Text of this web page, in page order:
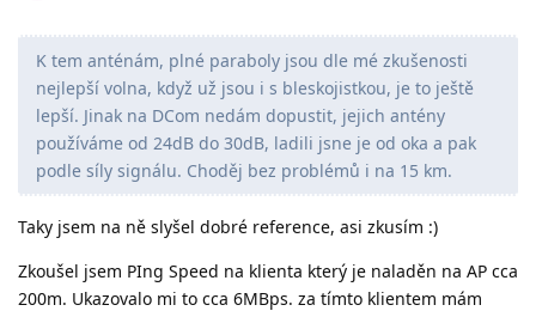
K tem anténám, plné paraboly jsou dle mé zkušenosti
nejlepší volna, když už jsou i s bleskojistkou, je to ještě
lepší. Jinak na DCom nedám dopustit, jejich antény
používáme od 24dB do 30dB, ladili jsne je od oka a pak
podle síly signálu. Choděj bez problémů i na 15 km.
Taky jsem na ně slyšel dobré reference, asi zkusím :)
Zkoušel jsem PIng Speed na klienta který je naladěn na AP cca
200m. Ukazovalo mi to cca 6MBps. za tímto klientem mám